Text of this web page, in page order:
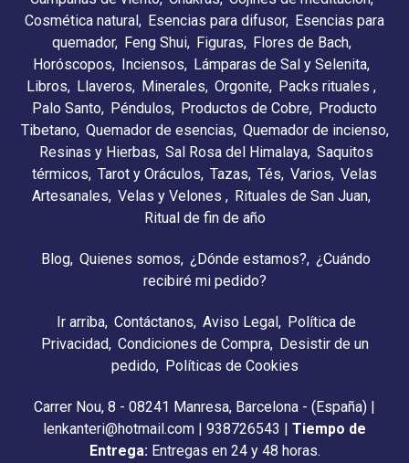
Cosmética natural Esencias para difusor Esencias para
quemador
Feng Shui Figuras
Flores de Bach
Horóscopos
Inciensos
Lámparas de Sal y Selenita
Libros
Llaveros Minerales Orgonite Packs rituales
Palo Santo Péndulos Productos de Cobre Producto
Tibetano Quemador de esencias Quemador de incienso
Resinas y Hierbas Sal Rosa del Himalaya Saquitos
térmicos Tarot y Oráculos Tazas Tés Varios Velas
Artesanales Velas y Velones
Rituales de San Juan
Ritual de fin de año
Blog Quienes somos ¿Dónde estamos?
¿Cuándo
recibiré mi pedido?
Ir arriba Contáctanos Aviso Legal
Política de
Privacidad Condiciones de Compra
Desistir de un
pedido
Políticas de Cookies
Carrer Nou, 8 - 08241 Manresa, Barcelona - (España) |
lenkanteri@hotmail.com | 938726543 | Tiempo de
Entrega: Entregas en 24 y 48 horas.